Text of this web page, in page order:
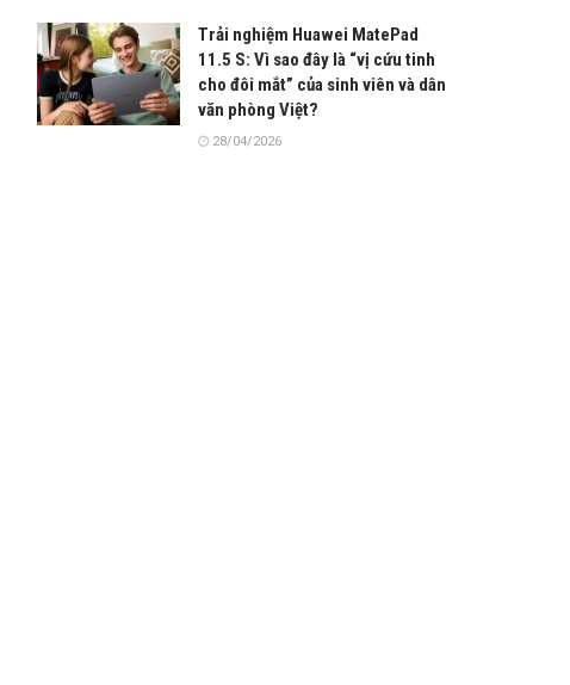
Trải nghiệm Huawei MatePad
11.5 S: Vì sao đây là “vị cứu tinh
cho đôi mắt” của sinh viên và dân
văn phòng Việt?
28/04/2026